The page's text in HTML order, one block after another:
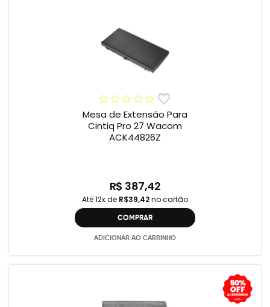
Mesa de Extensão Para
Cintiq Pro 27 Wacom
ACK44826Z
R$ 387,42
Até 12x de R$39,42no cartão
COMPRAR
ADICIONAR AO CARRINHO